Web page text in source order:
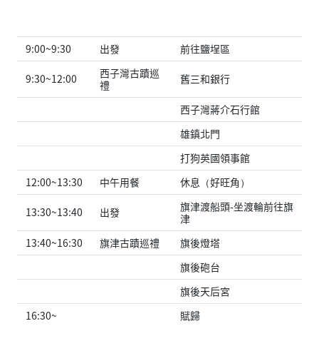
9:00~9:30 出發 前往鹽埕區
9:30~12:00
西子灣古蹟巡
禮
舊三和銀行
西子灣蔣介石行館
雄鎮北門
打狗英國領事館
12:00~13:30
中午用餐 休息（好旺角）
13:30~13:40 出發
旗津渡船頭-坐渡輪前往旗
津
13:40~16:30
旗津古蹟巡禮
旗後燈塔
旗後砲台
旗後天后宮
16:30~
賦歸